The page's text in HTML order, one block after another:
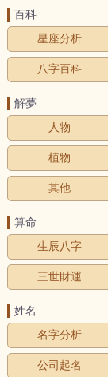
百科
星座分析
八字百科
解夢
人物
植物
其他
算命
生辰八字
三世財運
姓名
名字分析
公司起名